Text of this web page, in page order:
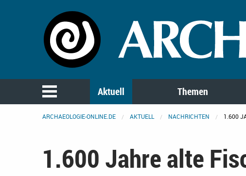
Aktuell Themen
ARCHAEOLOGIE-ONLINE.DE AKTUELL NACHRICHTEN 1.600
1.600 Jahre alte